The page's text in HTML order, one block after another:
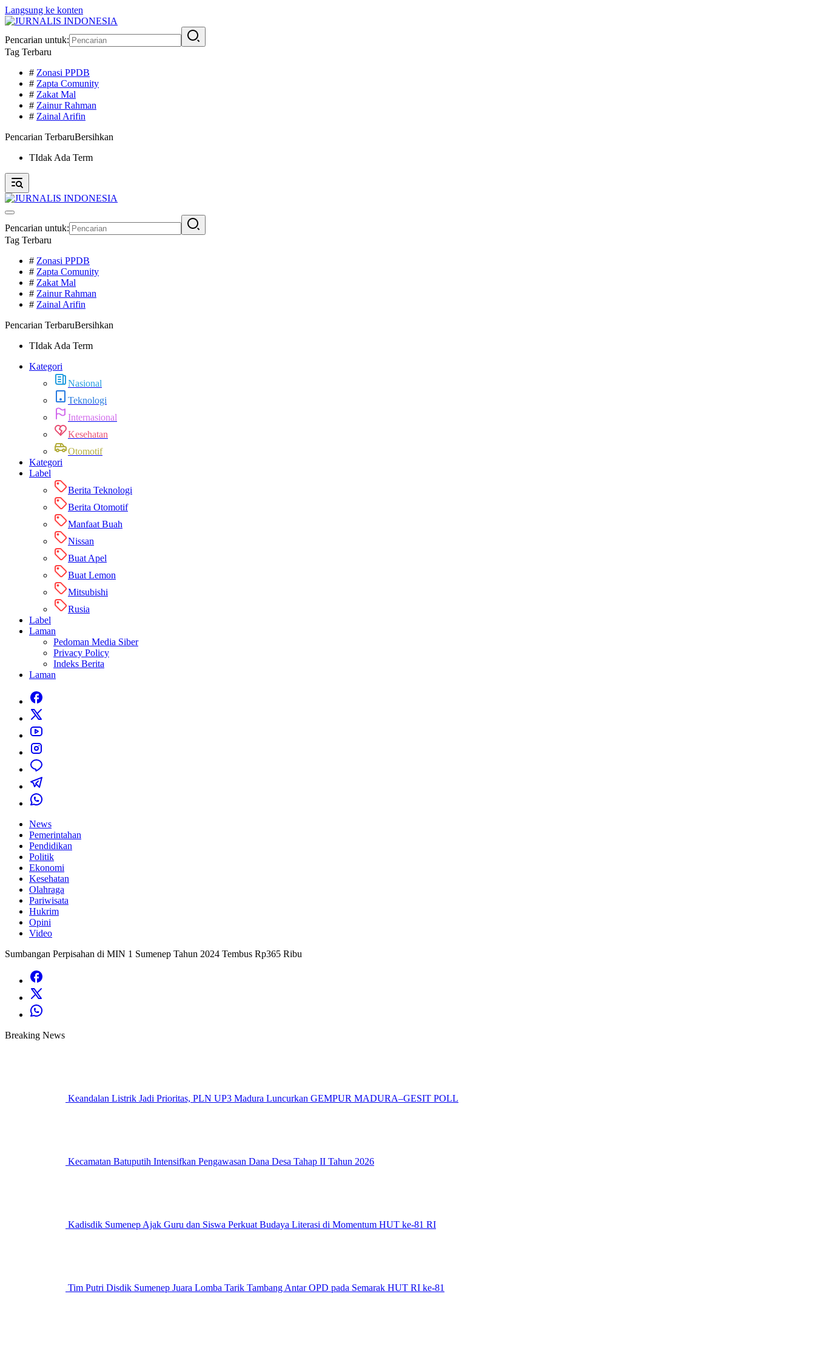
Langsung ke konten
Pencarian untuk:
Tag Terbaru
# Zonasi PPDB
# Zapta Comunity
# Zakat Mal
# Zainur Rahman
# Zainal Arifin
Pencarian TerbaruBersihkan
TIdak Ada Term
Pencarian untuk:
Tag Terbaru
# Zonasi PPDB
# Zapta Comunity
# Zakat Mal
# Zainur Rahman
# Zainal Arifin
Pencarian TerbaruBersihkan
TIdak Ada Term
Kategori
Nasional
Teknologi
Internasional
Kesehatan
Otomotif
Kategori
Label
Berita Teknologi
Berita Otomotif
Manfaat Buah
Nissan
Buat Apel
Buat Lemon
Mitsubishi
Rusia
Label
Laman
Pedoman Media Siber
Privacy Policy
Indeks Berita
Laman
News
Pemerintahan
Pendidikan
Politik
Ekonomi
Kesehatan
Olahraga
Pariwisata
Hukrim
Opini
Video
Sumbangan Perpisahan di MIN 1 Sumenep Tahun 2024 Tembus Rp365 Ribu
Breaking News
Keandalan Listrik Jadi Prioritas, PLN UP3 Madura Luncurkan GEMPUR MADURA–GESIT POLL
Kecamatan Batuputih Intensifkan Pengawasan Dana Desa Tahap II Tahun 2026
Kadisdik Sumenep Ajak Guru dan Siswa Perkuat Budaya Literasi di Momentum HUT ke-81 RI
Tim Putri Disdik Sumenep Juara Lomba Tarik Tambang Antar OPD pada Semarak HUT RI ke-81